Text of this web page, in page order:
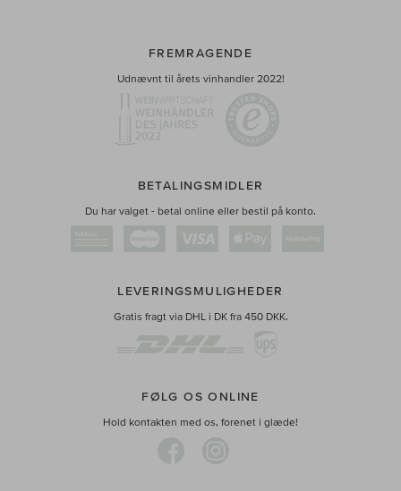
FREMRAGENDE
Udnævnt til årets vinhandler 2022!
BETALINGSMIDLER
Du har valget - betal online eller bestil på konto.
LEVERINGSMULIGHEDER
Gratis fragt via DHL i DK fra 450 DKK.
FØLG OS ONLINE
Hold kontakten med os, forenet i glæde!